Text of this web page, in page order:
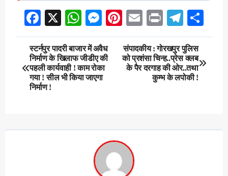
Facebook
X WhatsApp
Messenger
Pinterest
EmailPrint
Post
navigation
स्टर्नपुर पादरी बाजार में अवैध
निर्माण के खिलाफ जीडीए की
पहली कार्यवाही ! काम रोका
गया ! सील भी किया जाएगा
निर्माण !
संपादकीय : गोरखपुर पुलिस
को प्रशंसा चिन्ह..प्रेस क्लब
के पैर दरगाह की ओर..तथा
कुम्भ के लपोकी !